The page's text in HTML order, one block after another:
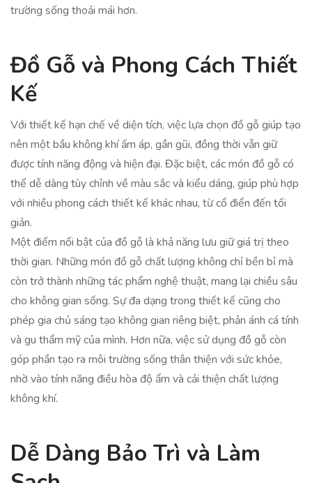
trường sống thoải mái hơn.
Đồ Gỗ và Phong Cách Thiết
Kế
Với thiết kế hạn chế về diện tích, việc lựa chọn đồ gỗ giúp tạo
nên một bầu không khí ấm áp, gần gũi, đồng thời vẫn giữ
được tính năng động và hiện đại. Đặc biệt, các món đồ gỗ có
thể dễ dàng tùy chỉnh về màu sắc và kiểu dáng, giúp phù hợp
với nhiều phong cách thiết kế khác nhau, từ cổ điển đến tối
giản.
Một điểm nổi bật của đồ gỗ là khả năng lưu giữ giá trị theo
thời gian. Những món đồ gỗ chất lượng không chỉ bền bỉ mà
còn trở thành những tác phẩm nghệ thuật, mang lại chiều sâu
cho không gian sống. Sự đa dạng trong thiết kế cũng cho
phép gia chủ sáng tạo không gian riêng biệt, phản ánh cá tính
và gu thẩm mỹ của mình. Hơn nữa, việc sử dụng đồ gỗ còn
góp phần tạo ra môi trường sống thân thiện với sức khỏe,
nhờ vào tính năng điều hòa độ ẩm và cải thiện chất lượng
không khí.
Dễ Dàng Bảo Trì và Làm